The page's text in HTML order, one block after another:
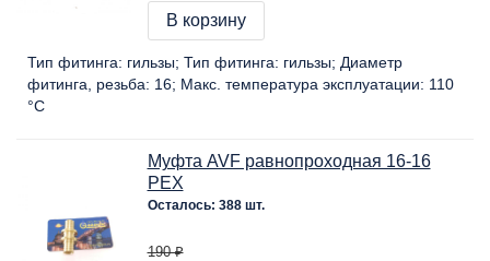
В корзину
Тип фитинга: гильзы Тип фитинга: гильзы
Диаметр
фитинга, резьба: 16 Макс. температура эксплуатации: 110
°C
Муфта AVF равнопроходная 16-16
PEX
Осталось: 388 шт.
190 ₽